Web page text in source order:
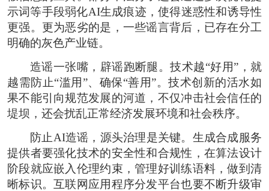
示词等手段弱化AI生成痕迹，使得迷惑性和诱导性
更强。更为恶劣的是，一些谣言背后，已存在分工
明确的灰色产业链。
造谣一张嘴，辟谣跑断腿。技术越“好用”，就
越需防止“滥用”、确保“善用”。技术创新的活水如
果不能引向规范发展的河道，不仅冲击社会信任的
堤坝，还会扰乱正常经济发展环境和社会秩序。
防止AI造谣，源头治理是关键。生成合成服务
提供者要强化技术的安全性和合规性，在算法设计
阶段就应嵌入伦理约束，管理好训练语料，做到清
晰标识。互联网应用程序分发平台也要不断升级审